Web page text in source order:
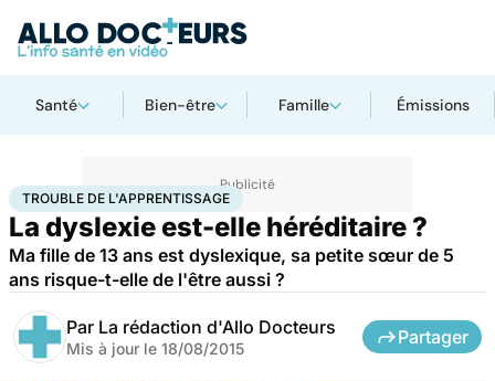
Santé Bien-être Famille Émissions
AccueilSantéMaladiesTrouble de l'apprentissage
TROUBLE DE L'APPRENTISSAGE
La dyslexie est-elle héréditaire ?
Ma fille de 13 ans est dyslexique, sa petite sœur de 5
ans risque-t-elle de l'être aussi ?
Par La rédaction d'Allo Docteurs
Mis à jour le 18/08/2015
Partager